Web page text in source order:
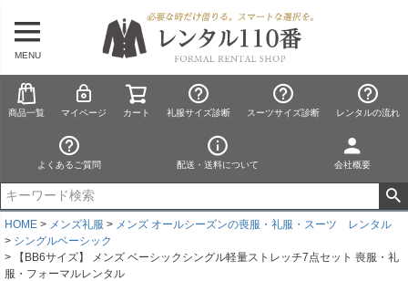
MENU
商品一覧 マイページ カート 礼服サイズ診断 スーツサイズ診断 レンタルの流れ
よくあるご質問 配送・送料について 会社概要
HOME メンズ礼服
メンズ オールシーズンの喪服・礼服・スーツ レンタル
シングルベーシック
【BB6サイズ】 メンズ ベーシックシングル軽量ストレッチ7点セット 喪服・礼
服・フォーマルレンタル